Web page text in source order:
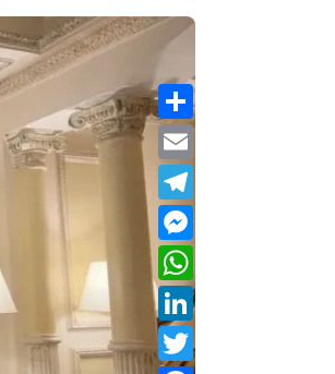
Share
Email
Telegram
Messenger
WhatsApp
LinkedIn
Twitter